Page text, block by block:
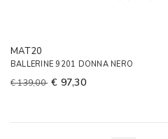
MAT20
BALLERINE 9201 DONNA NERO
€ 139,00 € 97,30